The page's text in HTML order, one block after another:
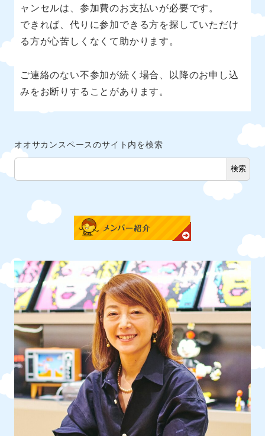
ャンセルは、参加費のお支払いが必要です。
できれば、代りに参加できる方を探していただけ
る方が心苦しくなくて助かります。
ご連絡のない不参加が続く場合、以降のお申し込
みをお断りすることがあります。
オオサカンスペースのサイト内を検索
検索